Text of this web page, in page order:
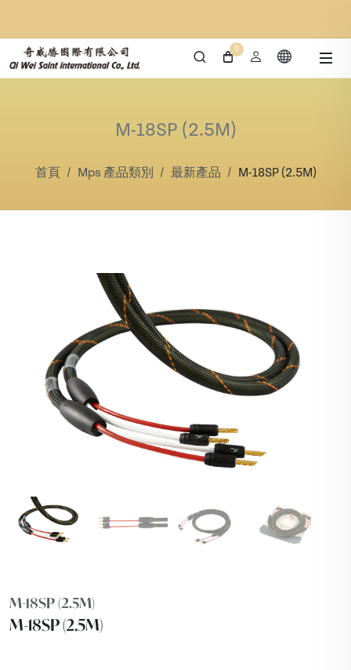
0
M-18SP (2.5M)
首頁 Mps 產品類別 最新產品 M-18SP (2.5M)
M-18SP (2.5M)
M-18SP (2.5M)